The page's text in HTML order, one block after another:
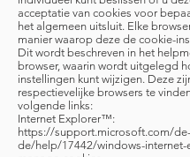
acceptatie van cookies voor
het algemeen uitsluit. Elke
manier waarop deze de cookie-
Dit wordt beschreven in het
browser, waarin wordt uitgelegd
instellingen kunt wijzigen. Deze
respectievelijke browsers te
volgende links:
Internet Explorer™:
https://support.microsoft.com/de-
de/help/17442/windows-internet-